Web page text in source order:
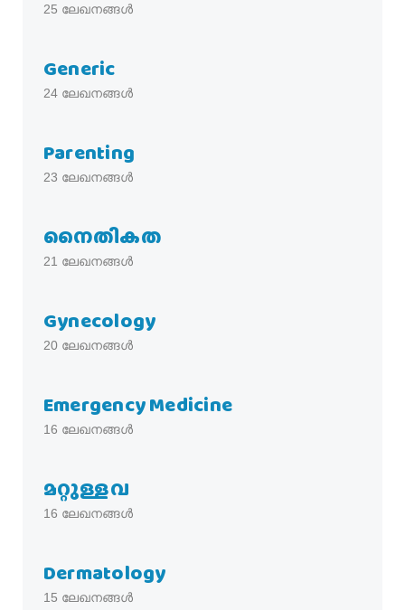
25 ലേഖനങ്ങൾ
Generic
24 ലേഖനങ്ങൾ
Parenting
23 ലേഖനങ്ങൾ
നൈതികത
21 ലേഖനങ്ങൾ
Gynecology
20 ലേഖനങ്ങൾ
Emergency Medicine
16 ലേഖനങ്ങൾ
മറ്റുള്ളവ
16 ലേഖനങ്ങൾ
Dermatology
15 ലേഖനങ്ങൾ